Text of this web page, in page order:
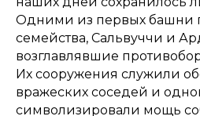
Одними из первых башни
семейства, Сальвуччи и
возглавлявшие
Их сооружения служили
вражеских соседей и
символизировали мощь